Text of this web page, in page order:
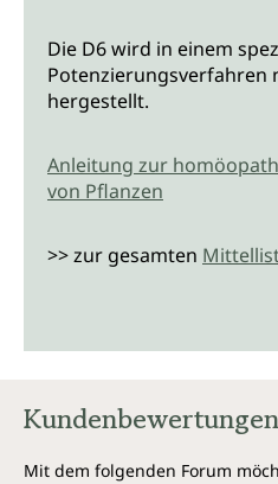
Die D6 wird in einem
Potenzierungsverfahren
hergestellt.
Anleitung zur
von Pflanzen
>> zur gesamten
Kundenbewertungen
Mit dem folgenden Forum